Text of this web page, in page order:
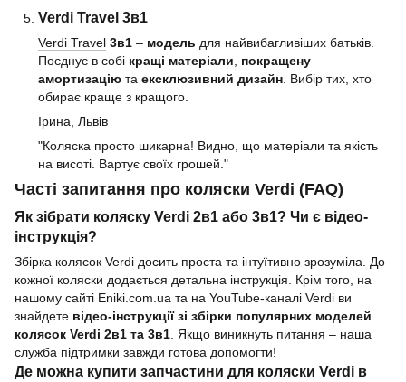
Verdi Travel 3в1
Verdi Travel 3в1 – модель для найвибагливіших батьків.
Поєднує в собі кращі матеріали
покращену
амортизацію та ексклюзивний дизайн . Вибір тих, хто
обирає краще з кращого.
Ірина, Львів
"Коляска просто шикарна! Видно, що матеріали та якість
на висоті. Вартує своїх грошей."
Часті запитання про коляски Verdi (FAQ)
Як зібрати коляску Verdi 2в1 або 3в1? Чи є відео-
інструкція?
Збірка колясок Verdi досить проста та інтуїтивно зрозуміла. До
кожної коляски додається детальна інструкція. Крім того, на
нашому сайті Eniki.com.ua та на YouTube-каналі Verdi ви
знайдете відео-інструкції зі збірки популярних моделей
колясок Verdi 2в1 та 3в1. Якщо виникнуть питання – наша
служба підтримки завжди готова допомогти!
Де можна купити запчастини для коляски Verdi в